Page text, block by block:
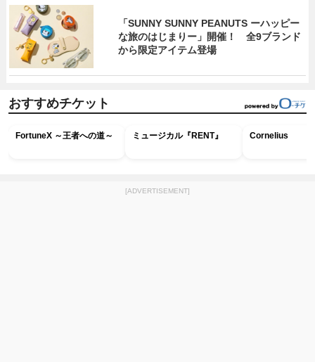
「SUNNY SUNNY PEANUTS ーハッピー
な旅のはじまりー」開催！ 全9ブランド
から限定アイテム登場
おすすめチケット
FortuneX ～王者への道～ ミュージカル『RENT』 Cornelius
[ADVERTISEMENT]